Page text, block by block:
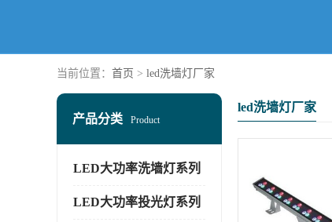
当前位置： 首页 > led洗墙灯厂家
产品分类 Product
LED大功率洗墙灯系列
LED大功率投光灯系列
led洗墙灯厂家